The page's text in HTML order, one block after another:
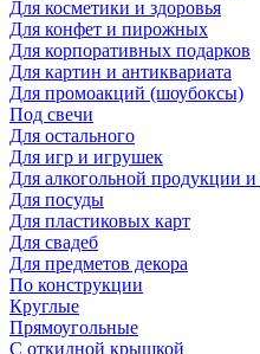
Для косметики и здоровья
Для конфет и пирожных
Для корпоративных подарков
Для картин и антиквариата
Для промоакций (шоубоксы)
Под свечи
Для остального
Для игр и игрушек
Для алкогольной продукции
Для посуды
Для пластиковых карт
Для свадеб
Для предметов декора
По конструкции
Круглые
Прямоугольные
С откидной крышкой